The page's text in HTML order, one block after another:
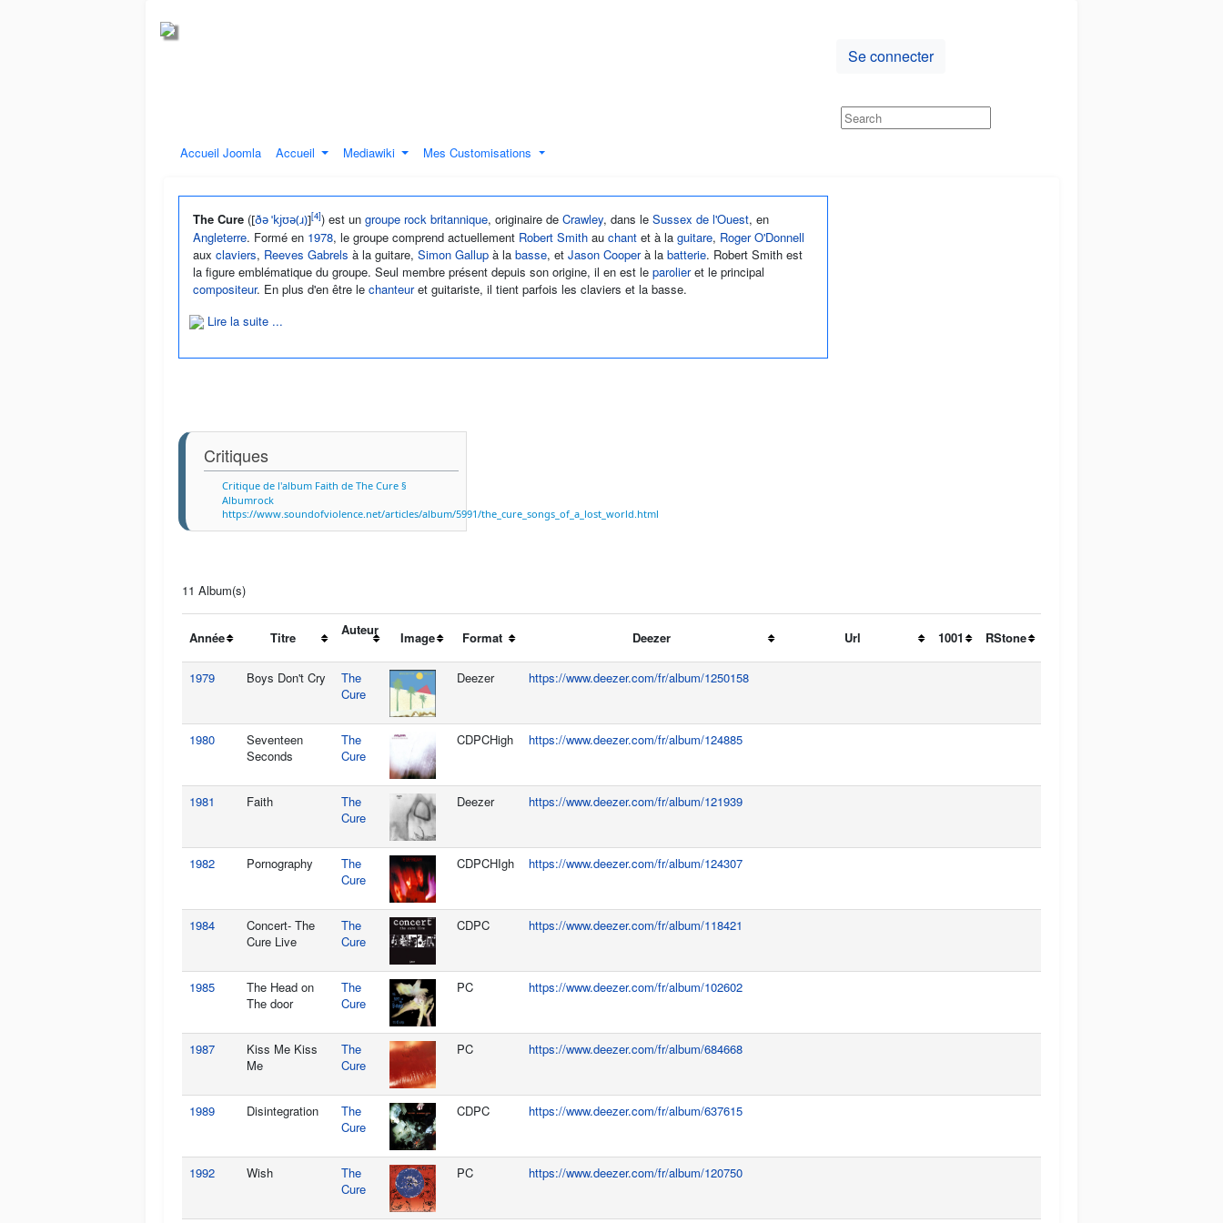
Se connecter
Accueil Joomla Accueil Mediawiki Mes Customisations
The Cure ([ðəˈkjʊə(ɹ)][4]) est un groupe rock britannique, originaire de Crawley, dans le Sussex de l'Ouest, en
Angleterre. Formé en 1978, le groupe comprend actuellement Robert Smith au chant et à la guitare, Roger O'Donnell
aux claviers, Reeves Gabrels à la guitare, Simon Gallup à la basse, et Jason Cooper à la batterie. Robert Smith est
la figure emblématique du groupe. Seul membre présent depuis son origine, il en est le parolier et le principal
compositeur. En plus d'en être le chanteur et guitariste, il tient parfois les claviers et la basse.
Lire la suite ...
Critiques
Critique de l'album Faith de The Cure §
Albumrock
https://www.soundofviolence.net/articles/album/5991/the_cure_songs_of_a_lost_world.html
11 Album(s)
Année Titre Auteur Image Format Deezer Url 1001 RStone
1979 Boys Don't Cry
The
Cure
Deezer https://www.deezer.com/fr/album/1250158
1980
Seventeen
Seconds
The
Cure
CDPCHigh https://www.deezer.com/fr/album/124885
1981 Faith
The
Cure
Deezer https://www.deezer.com/fr/album/121939
1982 Pornography
The
Cure
CDPCHIgh https://www.deezer.com/fr/album/124307
1984
Concert- The
Cure Live
The
Cure
CDPC https://www.deezer.com/fr/album/118421
1985
The Head on
The door
The
Cure
PC https://www.deezer.com/fr/album/102602
1987
Kiss Me Kiss
Me
The
Cure
PC https://www.deezer.com/fr/album/684668
1989 Disintegration
The
Cure
CDPC https://www.deezer.com/fr/album/637615
1992 Wish
The
Cure
PC https://www.deezer.com/fr/album/120750